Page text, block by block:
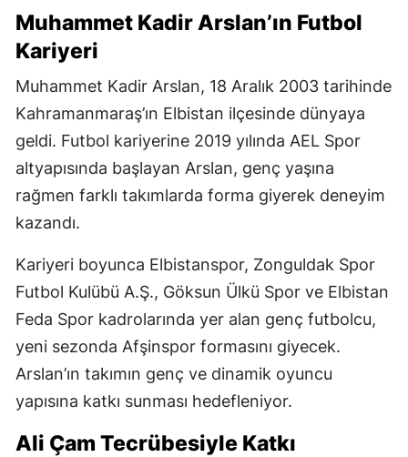
Muhammet Kadir Arslan’ın Futbol
Kariyeri
Muhammet Kadir Arslan, 18 Aralık 2003 tarihinde
Kahramanmaraş’ın Elbistan ilçesinde dünyaya
geldi. Futbol kariyerine 2019 yılında AEL Spor
altyapısında başlayan Arslan, genç yaşına
rağmen farklı takımlarda forma giyerek deneyim
kazandı.
Kariyeri boyunca Elbistanspor, Zonguldak Spor
Futbol Kulübü A.Ş., Göksun Ülkü Spor ve Elbistan
Feda Spor kadrolarında yer alan genç futbolcu,
yeni sezonda Afşinspor formasını giyecek.
Arslan’ın takımın genç ve dinamik oyuncu
yapısına katkı sunması hedefleniyor.
Ali Çam Tecrübesiyle Katkı